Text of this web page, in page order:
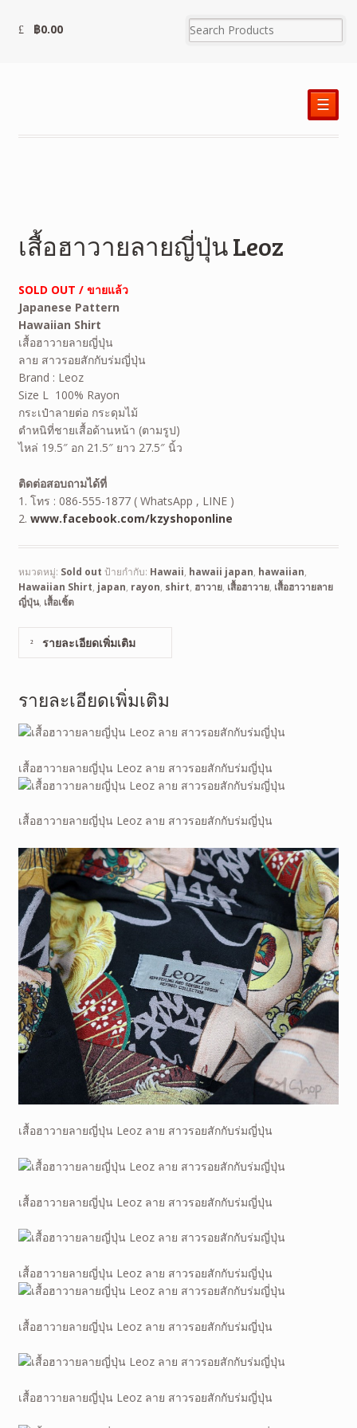
฿0.00
☰
เสื้อฮาวายลายญี่ปุ่น Leoz
SOLD OUT / ขายแล้ว
Japanese Pattern
Hawaiian Shirt
เสื้อฮาวายลายญี่ปุ่น
ลาย สาวรอยสักกับร่มญี่ปุ่น
Brand : Leoz
Size L 100% Rayon
กระเป๋าลายต่อ กระดุมไม้
ตำหนิที่ชายเสื้อด้านหน้า (ตามรูป)
ไหล่ 19.5″ อก 21.5″ ยาว 27.5″ นิ้ว
ติดต่อสอบถามได้ที่
1. โทร : 086-555-1877 ( WhatsApp , LINE )
2. www.facebook.com/kzyshoponline
หมวดหมู่: Sold out ป้ายกำกับ: Hawaii, hawaii japan, hawaiian,
Hawaiian Shirt, japan, rayon, shirt, ฮาวาย, เสื้อฮาวาย, เสื้อฮาวายลาย
ญี่ปุ่น, เสื้อเชิ้ต
รายละเอียดเพิ่มเติม
รายละเอียดเพิ่มเติม
เสื้อฮาวายลายญี่ปุ่น Leoz ลาย สาวรอยสักกับร่มญี่ปุ่น
เสื้อฮาวายลายญี่ปุ่น Leoz ลาย สาวรอยสักกับร่มญี่ปุ่น
เสื้อฮาวายลายญี่ปุ่น Leoz ลาย สาวรอยสักกับร่มญี่ปุ่น
เสื้อฮาวายลายญี่ปุ่น Leoz ลาย สาวรอยสักกับร่มญี่ปุ่น
เสื้อฮาวายลายญี่ปุ่น Leoz ลาย สาวรอยสักกับร่มญี่ปุ่น
เสื้อฮาวายลายญี่ปุ่น Leoz ลาย สาวรอยสักกับร่มญี่ปุ่น
เสื้อฮาวายลายญี่ปุ่น Leoz ลาย สาวรอยสักกับร่มญี่ปุ่น